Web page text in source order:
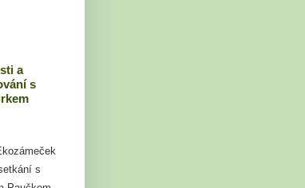
a
s
s